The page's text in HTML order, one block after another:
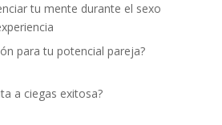
tu mente durante el sexo
para tu potencial pareja?
a ciegas exitosa?